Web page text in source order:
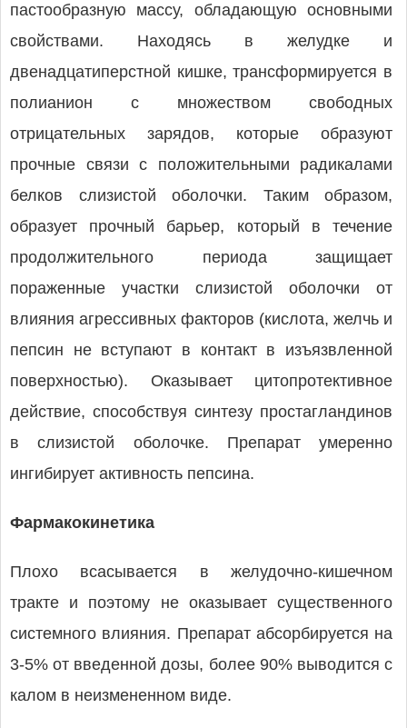
пастообразную массу, обладающую основными
свойствами. Находясь в желудке и
двенадцатиперстной кишке, трансформируется в
полианион с множеством свободных
отрицательных зарядов, которые образуют
прочные связи с положительными радикалами
белков слизистой оболочки. Таким образом,
образует прочный барьер, который в течение
продолжительного периода защищает
пораженные участки слизистой оболочки от
влияния агрессивных факторов (кислота, желчь и
пепсин не вступают в контакт в изъязвленной
поверхностью). Оказывает цитопротективное
действие, способствуя синтезу простагландинов
в слизистой оболочке. Препарат умеренно
ингибирует активность пепсина.
Фармакокинетика
Плохо всасывается в желудочно-кишечном
тракте и поэтому не оказывает существенного
системного влияния. Препарат абсорбируется на
3-5% от введенной дозы, более 90% выводится с
калом в неизмененном виде.